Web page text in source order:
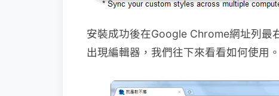
安裝成功後在Google Chrome網址列最
出現編輯器，我們往下來看看如何使用。